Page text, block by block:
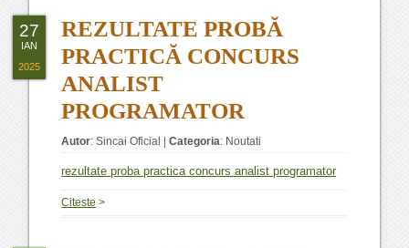
REZULTATE PROBĂ
PRACTICĂ CONCURS
ANALIST
PROGRAMATOR
Autor:Sincai Oficial |Categoria: Noutati
rezultate proba practica concurs analist programator
Citeste >
27
IAN
2025